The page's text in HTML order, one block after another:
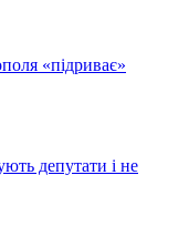
«підриває»
депутати і не